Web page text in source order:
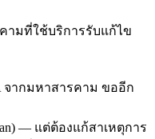
ามที่ใช้บริการรับแก้ไข
จากมหาสารคาม ขออีก
— แต่ต้องแก้สาเหตุการ